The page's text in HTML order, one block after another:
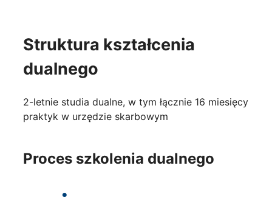
Struktura kształcenia
dualnego
2-letnie studia dualne, w tym łącznie 16 miesięcy
praktyk w urzędzie skarbowym
Proces szkolenia dualnego